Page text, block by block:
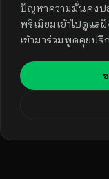
ปัญหาความมั่นคงป
พรีเมียมเข้าไปดูแล
เข้ามาร่วมพูดคุยปรึ